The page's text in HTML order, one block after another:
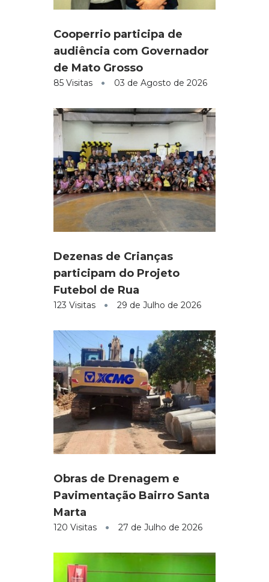
Cooperrio participa de
audiência com Governador
de Mato Grosso
85 Visitas 03 de Agosto de 2026
Dezenas de Crianças
participam do Projeto
Futebol de Rua
123 Visitas 29 de Julho de 2026
Obras de Drenagem e
Pavimentação Bairro Santa
Marta
120 Visitas 27 de Julho de 2026